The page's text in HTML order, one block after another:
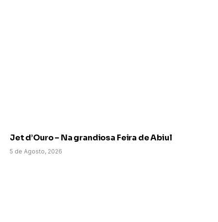
Jet d’Ouro – Na grandiosa Feira de Abiul
5 de Agosto, 2026